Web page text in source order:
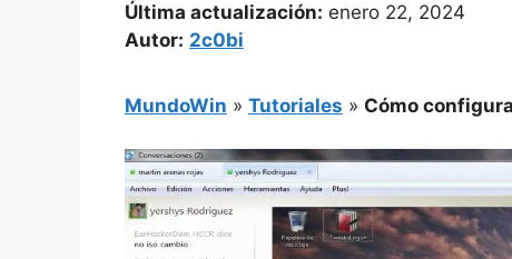
Última actualización: enero 22, 2024
Autor: 2c0bi
MundoWin » Tutoriales » Cómo